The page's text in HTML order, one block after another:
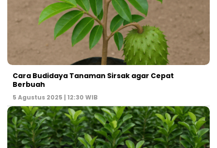
Cara Budidaya Tanaman Sirsak agar Cepat
Berbuah
5 Agustus 2025 | 12:30 WIB